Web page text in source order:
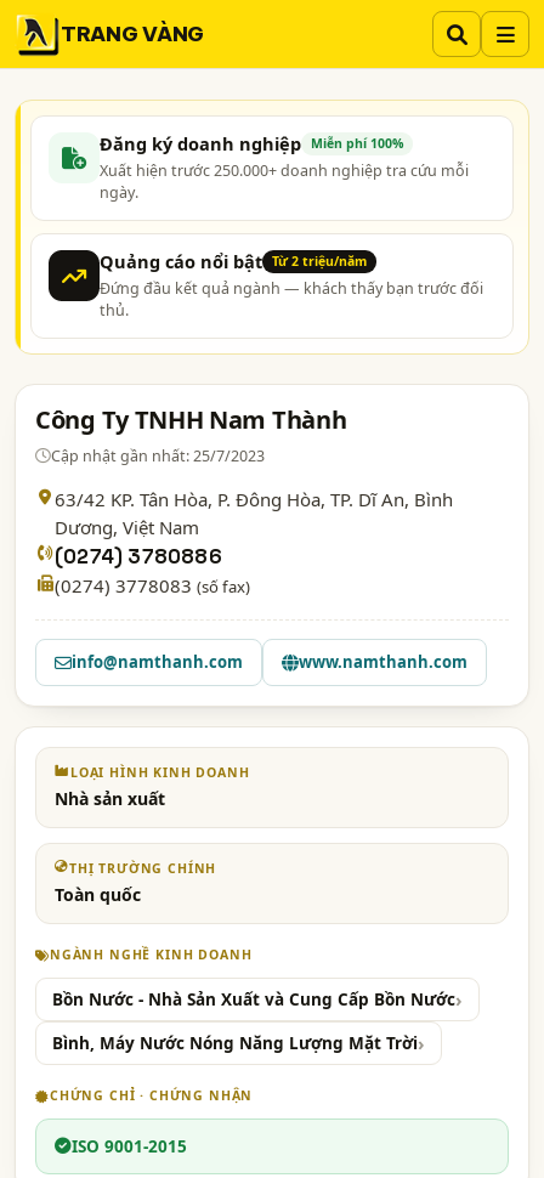
TRANG VÀNG
Đăng ký doanh nghiệp Miễn phí 100%
Xuất hiện trước 250.000+ doanh nghiệp tra cứu mỗi
ngày.
Quảng cáo nổi bật Từ 2 triệu/năm
Đứng đầu kết quả ngành — khách thấy bạn trước đối
thủ.
Công Ty TNHH Nam Thành
Cập nhật gần nhất: 25/7/2023
63/42 KP. Tân Hòa, P. Đông Hòa, TP. Dĩ An, Bình
Dương, Việt Nam
(0274) 3780886
(0274) 3778083 (số fax)
info@namthanh.com www.namthanh.com
LOẠI HÌNH KINH DOANH
Nhà sản xuất
THỊ TRƯỜNG CHÍNH
Toàn quốc
NGÀNH NGHỀ KINH DOANH
Bồn Nước - Nhà Sản Xuất và Cung Cấp Bồn Nước
Bình, Máy Nước Nóng Năng Lượng Mặt Trời
CHỨNG CHỈ · CHỨNG NHẬN
ISO 9001-2015